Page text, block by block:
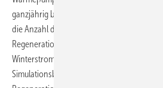
ganzjährig bilanziert – mit Strom zu
die Anzahl der EWS bzw. deren Länge
Regenerationsoption zu kürzen, da dies zu
Winterstromverbrauchs um rund 10 % führe,
Simulationsberechnungen. Für eine erste